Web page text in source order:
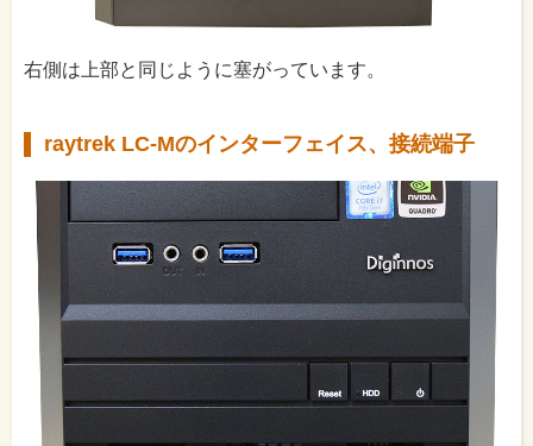
右側は上部と同じように塞がっています。
raytrek LC-Mのインターフェイス、接続端子